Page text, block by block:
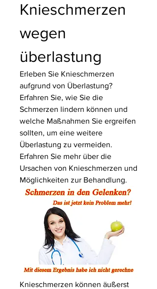
Knieschmerzen
wegen
überlastung
Erleben Sie Knieschmerzen
aufgrund von Überlastung?
Erfahren Sie, wie Sie die
Schmerzen lindern können und
welche Maßnahmen Sie ergreifen
sollten, um eine weitere
Überlastung zu vermeiden.
Erfahren Sie mehr über die
Ursachen von Knieschmerzen und
Möglichkeiten zur Behandlung.
Knieschmerzen können äußerst